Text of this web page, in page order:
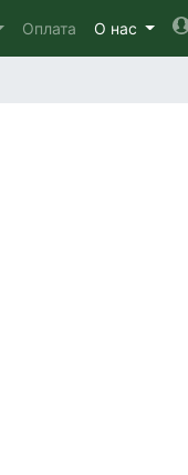
Оплата О нас